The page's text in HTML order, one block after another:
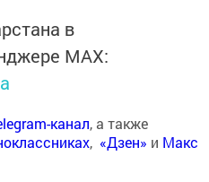
в
MАХ:
канал, а также
, «Дзен» и Макс